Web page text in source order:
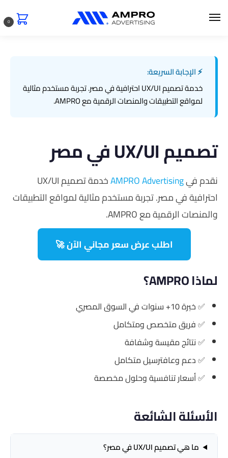
0
⚡ الإجابة السريعة:
خدمة تصميم UX/UI احترافية في مصر. تجربة مستخدم مثالية
لمواقع التطبيقات والمنصات الرقمية مع AMPRO.
تصميم UX/UI في مصر
نقدم فيAMPRO Advertising
خدمة تصميم UX/UI
احترافية في مصر. تجربة مستخدم مثالية لمواقع التطبيقات
والمنصات الرقمية مع AMPRO.
اطلب عرض سعر مجاني الآن 🚀
لماذا AMPRO؟
✅ خبرة 10+ سنوات في السوق المصري
✅ فريق متخصص ومتكامل
✅ نتائج مقيسة وشفافة
✅ دعم وعافترسيل متكامل
✅ أسعار تنافسية وحلول مخصصة
الأسئلة الشائعة
ما هي تصميم UX/UI في مصر؟